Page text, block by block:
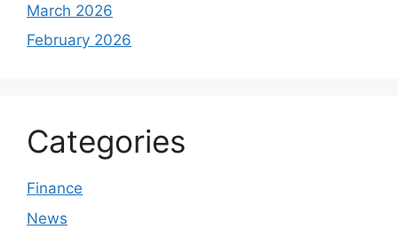
March 2026
February 2026
Categories
Finance
News